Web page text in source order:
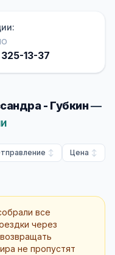
13-37
- Губкин—
Цена
все
через
не пропустят